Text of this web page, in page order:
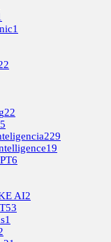
1
22
229
19
6
AI2
53
1